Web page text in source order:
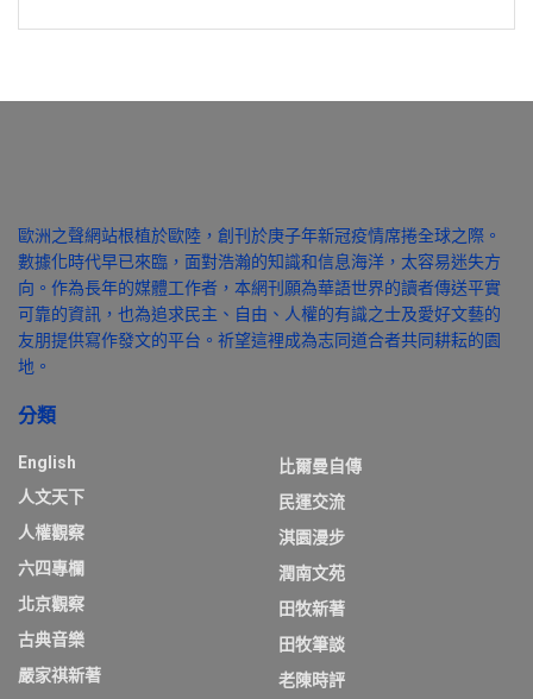
歐洲之聲網站根植於歐陸，創刊於庚子年新冠疫情席捲全球之際。
數據化時代早已來臨，面對浩瀚的知識和信息海洋，太容易迷失方
向。作為長年的媒體工作者，本網刊願為華語世界的讀者傳送平實
可靠的資訊，也為追求民主、自由、人權的有識之士及愛好文藝的
友朋提供寫作發文的平台。祈望這裡成為志同道合者共同耕耘的園
地。
分類
English
人文天下
人權觀察
六四專欄
北京觀察
古典音樂
嚴家祺新著
比爾曼自傳
民運交流
淇園漫步
潤南文苑
田牧新著
田牧筆談
老陳時評